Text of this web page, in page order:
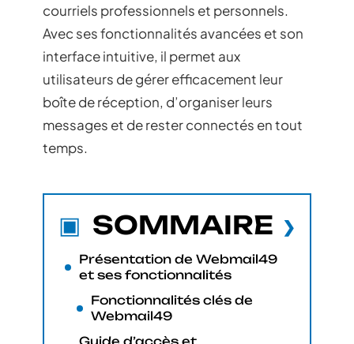
courriels professionnels et personnels.
Avec ses fonctionnalités avancées et son
interface intuitive, il permet aux
utilisateurs de gérer efficacement leur
boîte de réception, d’organiser leurs
messages et de rester connectés en tout
temps.
SOMMAIRE
Présentation de Webmail49
et ses fonctionnalités
Fonctionnalités clés de
Webmail49
Guide d’accès et